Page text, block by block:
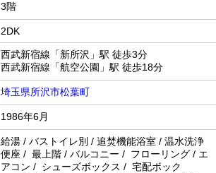
3階
2DK
西武新宿線「新所沢」駅 徒歩3分
西武新宿線「航空公園」駅 徒歩18分
埼玉県所沢市松葉町
1986年6月
給湯 / バストイレ別 / 追焚機能浴室 / 温水洗浄
便座 / 最上階 / バルコニー / フローリング / エ
アコン / シューズボックス / 宅配ボック